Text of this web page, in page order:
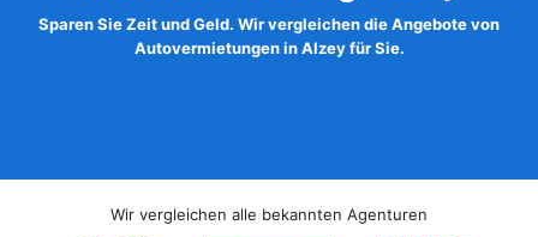
Sparen Sie Zeit und Geld. Wir vergleichen die Angebote von
Autovermietungen in Alzey für Sie.
Wir vergleichen alle bekannten Agenturen